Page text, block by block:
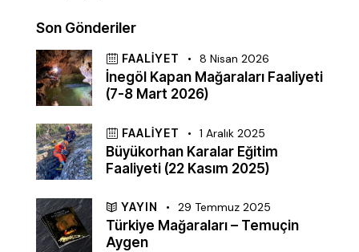
Son Gönderiler
FAALIYET 8 Nisan 2026
İnegöl Kapan Mağaraları Faaliyeti
(7-8 Mart 2026)
FAALIYET 1 Aralık 2025
Büyükorhan Karalar Eğitim
Faaliyeti (22 Kasım 2025)
YAYIN 29 Temmuz 2025
Türkiye Mağaraları – Temuçin
Aygen